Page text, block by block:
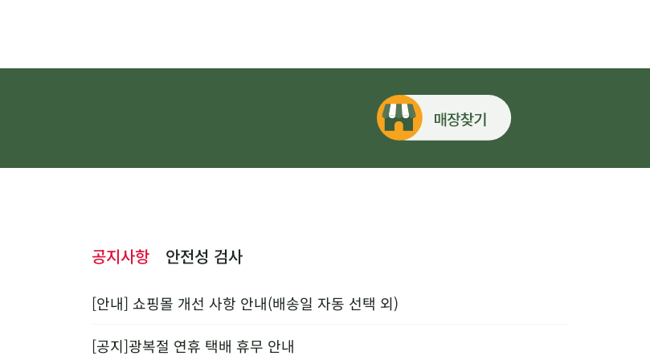
공지사항 안전성 검사
[안내] 쇼핑몰 개선 사항 안내(배송일 자동 선택 외)
[공지]광복절 연휴 택배 휴무 안내